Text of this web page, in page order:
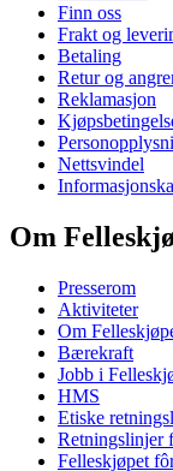
Finn oss
Frakt og
Betaling
Retur og
Reklamasjon
Nettsvindel
Om
Presserom
Aktiviteter
Om
Bærekraft
Jobb i
HMS
Etiske
Retningslinjer
Felleskjøpet